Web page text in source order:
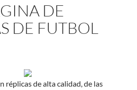
DE
DE FUTBOL
réplicas de alta calidad, de las